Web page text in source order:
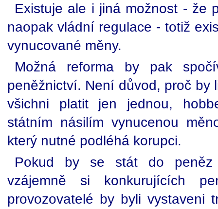
Existuje ale i jiná možnost - že
naopak vládní regulace - totiž
vynucované měny.
Možná reforma by pak
peněžnictví. Není důvod, proč by
všichni platit jen jednou,
státním násilím vynucenou
který nutné podléhá korupci.
Pokud by se stát do
vzájemně si konkurujících
provozovatelé by byli vystaveni